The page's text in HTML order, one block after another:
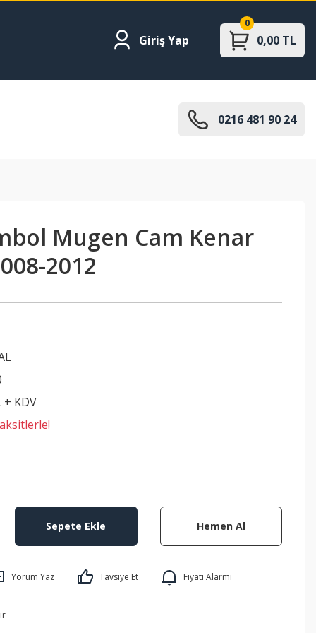
Giriş Yap 0,00 TL
0
0216 481 90 24
Mugen Cam Kenar
2012
+ KDV
Sepete Ekle Hemen Al
Yorum Yaz Tavsiye Et Fiyatı Alarmı